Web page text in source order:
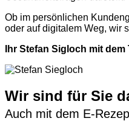
Ob im persönlichen
oder auf digitalem Weg, wir
Ihr Stefan Sigloch mit
Wir sind für Sie
Auch mit dem E-